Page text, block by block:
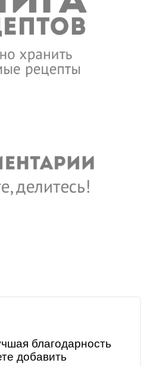
благодарность
добавить